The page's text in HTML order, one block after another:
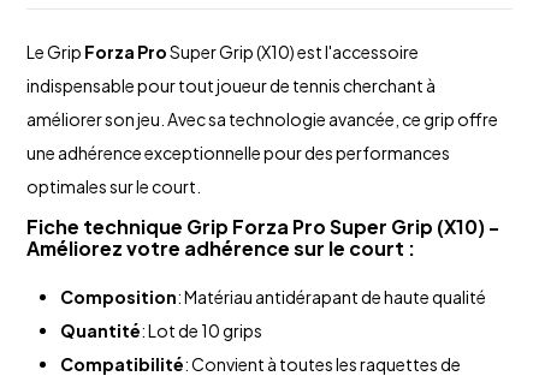
Le Grip Forza ProSuper Grip (X10) est l'accessoire
indispensable pour tout joueur de tennis cherchant à
améliorer son jeu. Avec sa technologie avancée, ce grip offre
une adhérence exceptionnelle pour des performances
optimales sur le court.
Fiche technique Grip Forza Pro Super Grip (X10) -
Améliorez votre adhérence sur le court :
Composition: Matériau antidérapant de haute qualité
Quantité: Lot de 10 grips
Compatibilité: Convient à toutes les raquettes de